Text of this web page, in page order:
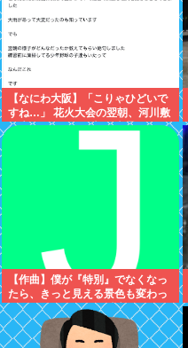
【なにわ大阪】「こりゃひどいで
すね…」 花火大会の翌朝、河川敷
に広がっていた衝撃の光景
【作曲】僕が『特別』でなくなっ
たら、きっと見える景色も変わっ
てしまう。⋯だから曖昧でいい。
どうか、白黒ハッキリさせないで